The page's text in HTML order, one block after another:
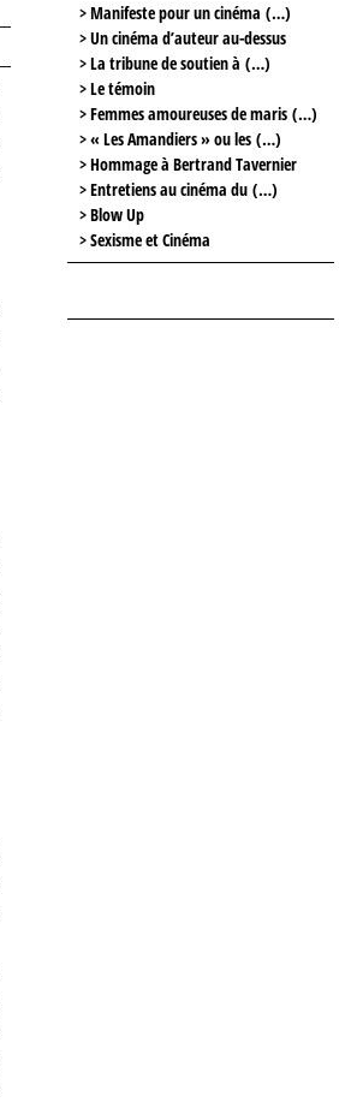
> Manifeste pour un cinéma (…)
> Un cinéma d’auteur au-dessus
> La tribune de soutien à (…)
> Le témoin
> Femmes amoureuses de maris (…)
> « Les Amandiers » ou les (…)
> Hommage à Bertrand Tavernier
> Entretiens au cinéma du (…)
> Blow Up
> Sexisme et Cinéma